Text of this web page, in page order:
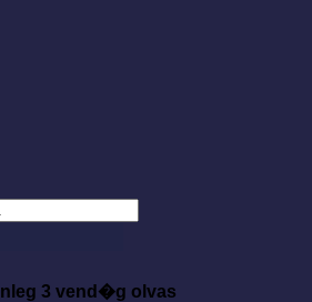
3 vend�g olvas